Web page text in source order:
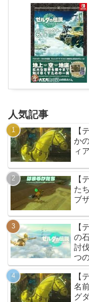
人気記事
【
か
ィ
【
た
ブ
【
の
討
つ
ム
【
名
グ